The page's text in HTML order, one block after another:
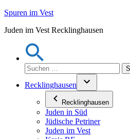
Zum
springen
Spuren im Vest
Juden im Vest Recklinghausen
Suchen
nach:
Recklinghausen
Recklinghausen
Juden in Süd
Jüdische Petriner
Juden im Vest